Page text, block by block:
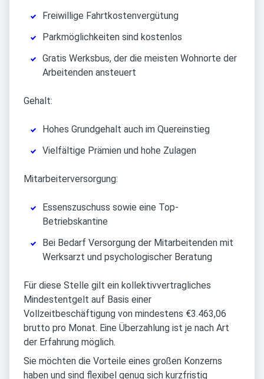
Freiwillige Fahrtkostenvergütung
Parkmöglichkeiten sind kostenlos
Gratis Werksbus, der die meisten Wohnorte der
Arbeitenden ansteuert
Gehalt:
Hohes Grundgehalt auch im Quereinstieg
Vielfältige Prämien und hohe Zulagen
Mitarbeiterversorgung:
Essenszuschuss sowie eine Top-
Betriebskantine
Bei Bedarf Versorgung der Mitarbeitenden mit
Werksarzt und psychologischer Beratung
Für diese Stelle gilt ein kollektivvertragliches
Mindestentgelt auf Basis einer
Vollzeitbeschäftigung von mindestens €3.463,06
brutto pro Monat. Eine Überzahlung ist je nach Art
der Erfahrung möglich.
Sie möchten die Vorteile eines großen Konzerns
haben und sind flexibel genug sich kurzfristig